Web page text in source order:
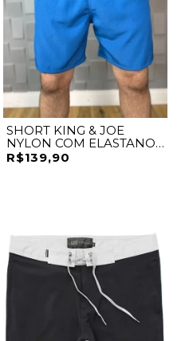
SHORT KING & JOE
NYLON COM ELASTANO
PRAIA
R$139,90